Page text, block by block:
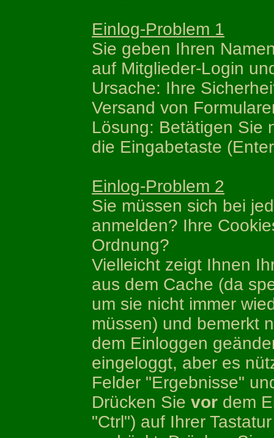
Einlog-Problem 1
Sie geben Ihren
auf Mitglieder-Login
Ursache: Ihre
Versand von
Lösung: Betätigen Sie
die Eingabetaste
Einlog-Problem 2
Sie müssen sich bei
anmelden? Ihre
Ordnung?
Vielleicht zeigt Ihnen
aus dem Cache (da
um sie nicht immer
müssen) und bemerkt
dem Einloggen
eingeloggt, aber es
Felder "Ergebnisse"
Drücken Sie vor dem
"Ctrl") auf Ihrer